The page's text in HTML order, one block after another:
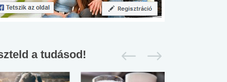
a tudásod!